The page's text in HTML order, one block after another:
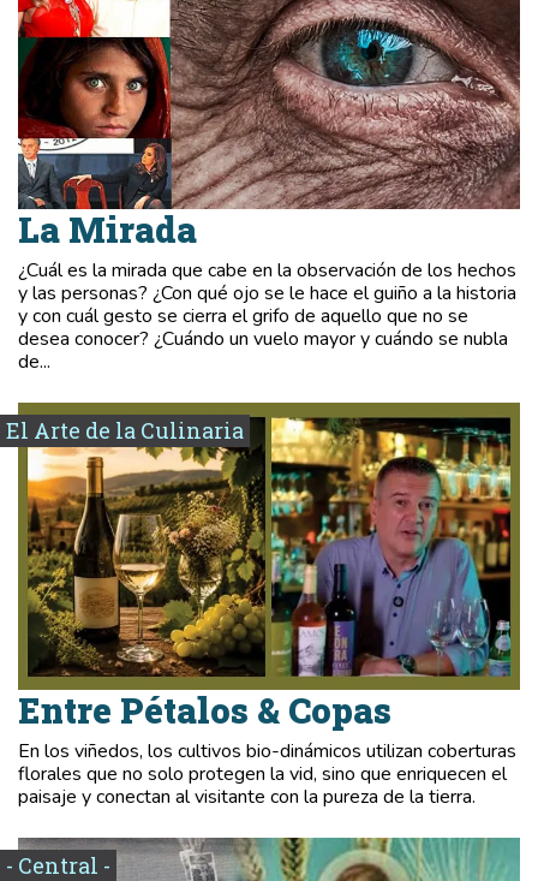
La Mirada
¿Cuál es la mirada que cabe en la observación de los hechos
y las personas? ¿Con qué ojo se le hace el guiño a la historia
y con cuál gesto se cierra el grifo de aquello que no se
desea conocer? ¿Cuándo un vuelo mayor y cuándo se nubla
de...
El Arte de la Culinaria
Entre Pétalos & Copas
En los viñedos, los cultivos bio-dinámicos utilizan coberturas
florales que no solo protegen la vid, sino que enriquecen el
paisaje y conectan al visitante con la pureza de la tierra.
- Central -